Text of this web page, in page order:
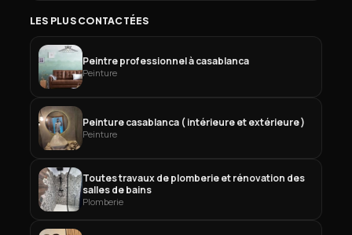
LES PLUS CONTACTÉES
Peintre professionnel à casablanca
Peinture
Peinture casablanca ( intérieure et extérieure )
Peinture
Toutes travaux de plomberie et rénovation des
salles de bains
Plomberie